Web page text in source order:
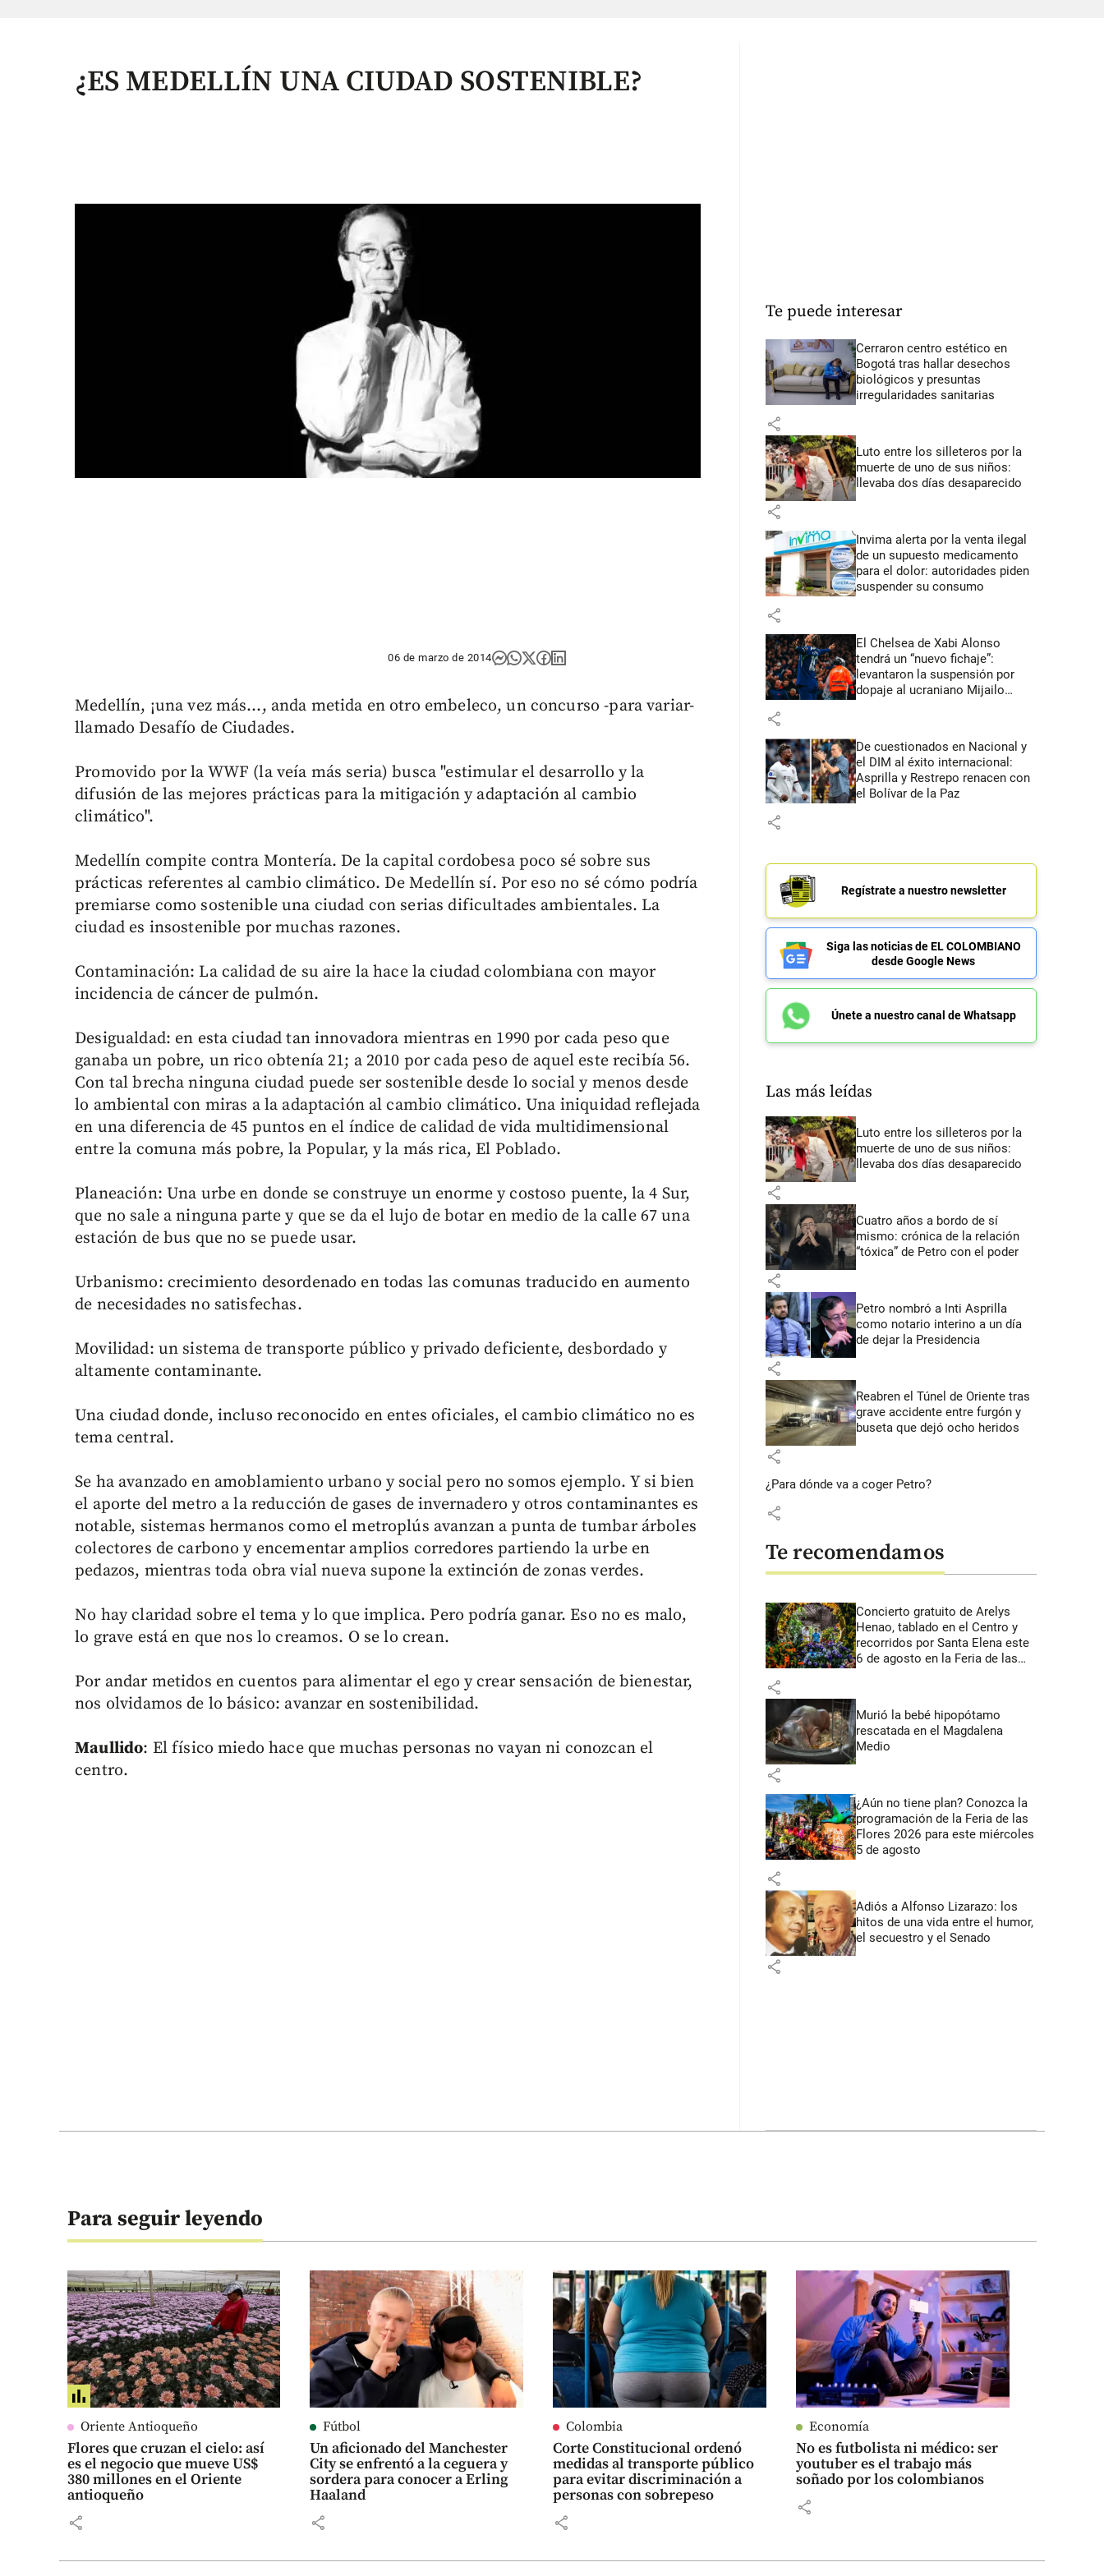
¿ES MEDELLÍN UNA CIUDAD SOSTENIBLE?
06 de marzo de 2014
Medellín, ¡una vez más…, anda metida en otro embeleco, un concurso -para variar-
llamado Desafío de Ciudades.
Promovido por la WWF (la veía más seria) busca "estimular el desarrollo y la
difusión de las mejores prácticas para la mitigación y adaptación al cambio
climático".
Medellín compite contra Montería. De la capital cordobesa poco sé sobre sus
prácticas referentes al cambio climático. De Medellín sí. Por eso no sé cómo podría
premiarse como sostenible una ciudad con serias dificultades ambientales. La
ciudad es insostenible por muchas razones.
Contaminación: La calidad de su aire la hace la ciudad colombiana con mayor
incidencia de cáncer de pulmón.
Desigualdad: en esta ciudad tan innovadora mientras en 1990 por cada peso que
ganaba un pobre, un rico obtenía 21; a 2010 por cada peso de aquel este recibía 56.
Con tal brecha ninguna ciudad puede ser sostenible desde lo social y menos desde
lo ambiental con miras a la adaptación al cambio climático. Una iniquidad reflejada
en una diferencia de 45 puntos en el índice de calidad de vida multidimensional
entre la comuna más pobre, la Popular, y la más rica, El Poblado.
Planeación: Una urbe en donde se construye un enorme y costoso puente, la 4 Sur,
que no sale a ninguna parte y que se da el lujo de botar en medio de la calle 67 una
estación de bus que no se puede usar.
Urbanismo: crecimiento desordenado en todas las comunas traducido en aumento
de necesidades no satisfechas.
Movilidad: un sistema de transporte público y privado deficiente, desbordado y
altamente contaminante.
Una ciudad donde, incluso reconocido en entes oficiales, el cambio climático no es
tema central.
Se ha avanzado en amoblamiento urbano y social pero no somos ejemplo. Y si bien
el aporte del metro a la reducción de gases de invernadero y otros contaminantes es
notable, sistemas hermanos como el metroplús avanzan a punta de tumbar árboles
colectores de carbono y encementar amplios corredores partiendo la urbe en
pedazos, mientras toda obra vial nueva supone la extinción de zonas verdes.
No hay claridad sobre el tema y lo que implica. Pero podría ganar. Eso no es malo,
lo grave está en que nos lo creamos. O se lo crean.
Por andar metidos en cuentos para alimentar el ego y crear sensación de bienestar,
nos olvidamos de lo básico: avanzar en sostenibilidad.
Maullido: El físico miedo hace que muchas personas no vayan ni conozcan el
centro.
Te puede interesar
Cerraron centro estético en
Bogotá tras hallar desechos
biológicos y presuntas
irregularidades sanitarias
share
Luto entre los silleteros por la
muerte de uno de sus niños:
llevaba dos días desaparecido
share
Invima alerta por la venta ilegal
de un supuesto medicamento
para el dolor: autoridades piden
suspender su consumo
share
El Chelsea de Xabi Alonso
tendrá un “nuevo fichaje”:
levantaron la suspensión por
dopaje al ucraniano Mijailo
share
De cuestionados en Nacional y
el DIM al éxito internacional:
Asprilla y Restrepo renacen con
el Bolívar de la Paz
share
Regístrate a nuestro newsletter
Siga las noticias de EL COLOMBIANO
desde Google News
Únete a nuestro canal de Whatsapp
Las más leídas
Luto entre los silleteros por la
muerte de uno de sus niños:
llevaba dos días desaparecido
share
Cuatro años a bordo de sí
mismo: crónica de la relación
“tóxica” de Petro con el poder
share
Petro nombró a Inti Asprilla
como notario interino a un día
de dejar la Presidencia
share
Reabren el Túnel de Oriente tras
grave accidente entre furgón y
buseta que dejó ocho heridos
share
¿Para dónde va a coger Petro?
share
Te recomendamos
Concierto gratuito de Arelys
Henao, tablado en el Centro y
recorridos por Santa Elena este
6 de agosto en la Feria de las
share
Murió la bebé hipopótamo
rescatada en el Magdalena
Medio
share
¿Aún no tiene plan? Conozca la
programación de la Feria de las
Flores 2026 para este miércoles
5 de agosto
share
Adiós a Alfonso Lizarazo: los
hitos de una vida entre el humor,
el secuestro y el Senado
share
Para seguir leyendo
Oriente Antioqueño
Flores que cruzan el cielo: así
es el negocio que mueve US$
380 millones en el Oriente
antioqueño
share
Fútbol
Un aficionado del Manchester
City se enfrentó a la ceguera y
sordera para conocer a Erling
Haaland
share
Colombia
Corte Constitucional ordenó
medidas al transporte público
para evitar discriminación a
personas con sobrepeso
share
Economía
No es futbolista ni médico: ser
youtuber es el trabajo más
soñado por los colombianos
share